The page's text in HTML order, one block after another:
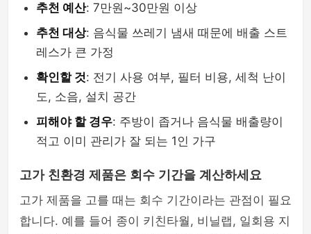
추천 예산: 7만원~30만원 이상
추천 대상: 음식물 쓰레기 냄새 때문에 배출 스트
레스가 큰 가정
확인할 것: 전기 사용 여부, 필터 비용, 세척 난이
도, 소음, 설치 공간
피해야 할 경우: 주방이 좁거나 음식물 배출량이
적고 이미 관리가 잘 되는 1인 가구
고가 친환경 제품은 회수 기간을 계산하세요
고가 제품을 고를 때는 회수 기간이라는 관점이 필요
합니다. 예를 들어 종이 키친타월, 비닐랩, 일회용 지